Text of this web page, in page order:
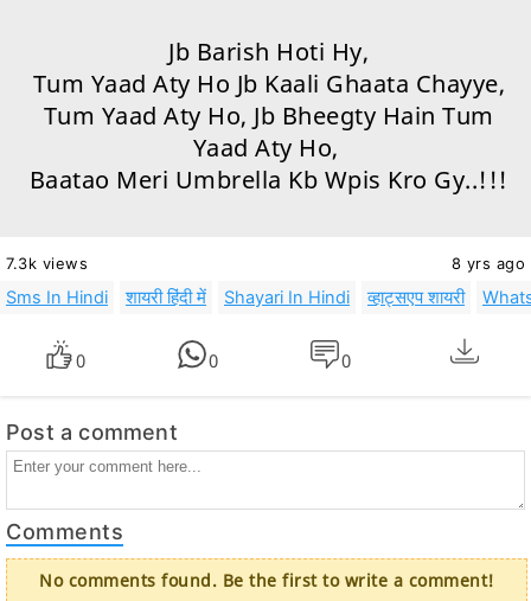
Jb Barish Hoti Hy,
Tum Yaad Aty Ho Jb Kaali Ghaata Chayye,
Tum Yaad Aty Ho, Jb Bheegty Hain Tum
Yaad Aty Ho,
Baatao Meri Umbrella Kb Wpis Kro Gy..!!!
7.3k views 8 yrs ago
Sms In Hindi शायरी हिंदी में Shayari In Hindi व्हाट्सएप शायरी
0 0 0
Post a comment
Comments
No comments found. Be the first to write a comment!